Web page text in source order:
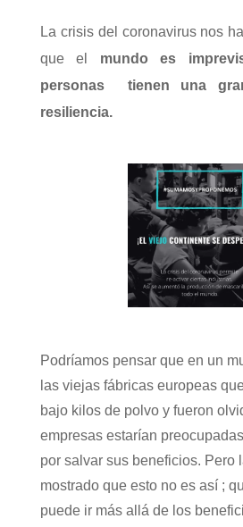
La crisis del coronavirus nos
que el mundo es
personas tienen una
resiliencia.
Podríamos pensar que en un
las viejas fábricas europeas
bajo kilos de polvo y fueron
empresas estarían
por salvar sus beneficios. Pero
mostrado que esto no es así ;
puede ir más allá de los